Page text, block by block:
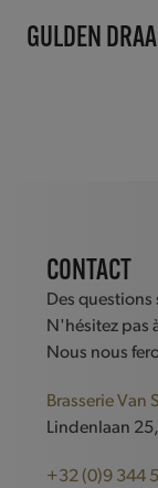
GULDEN
CONTACT
Des questions
N'hésitez pas
Nous nous
Brasserie Van
Lindenlaan
+32 (0)9 344